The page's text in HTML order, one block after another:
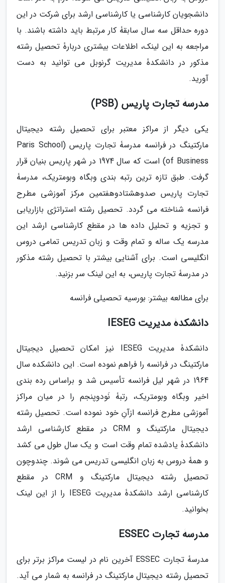
دانشجویان کارشناسی یا کارشناسی ارشد برای شرکت در این
دوره حداقل سه سال سابقۀ کار مرتبط باید داشته باشند. با
مراجعه به این لینک، اطلاعات بیشتری دربارۀ تحصیل رشته
مذکور در دانشکدۀ مدیریت گرنوبل می توانید به دست
آورید.
مدرسۀ تجارت پاریس (PSB)
یکی دیگر از مراکز معتبر برای تحصیل رشته دیجیتال
مارکتینگ در فرانسه مدرسۀ تجارت پاریس (Paris School
of Business) است که سال 1974 در شهر پاریس بنیان قرار
گرفت. طبق تازه ترین رتبه بندی وبگاه وبومتریک، مدرسۀ
تجارت پاریس صدوهشتادوهفتمین مرکز آموزشی مطرح
فرانسه شناخته می گردد. تحصیل رشته استراتژی بازاریابی
و تجزیه و تحلیل داده ها در مقطع کارشناسی ارشد این
مدرسه یک ساله و تمام وقت و زبان تدریس تمامی دروس
انگلیسی است. برای آشنایی بیشتر با تحصیل رشته مذکور
در مدرسۀ تجارت پاریس، به این لینک سر بزنید.
برای مطالعه بیشتر: بورسیه تحصیلی فرانسه
دانشکدۀ مدیریت IESEG
دانشکدۀ مدیریت IESEG نیز امکان تحصیل دیجیتال
مارکتینگ در فرانسه را فراهم نموده است. این دانشکده سال
1964 در شهر لیل فرانسه تأسیس شد و براساس رده بندی
اخیر وبگاه وبومتریک، رتبۀ نَودوپنجم را در میان مراکز
آموزشی مطرح فرانسه ازآنِ خود نموده است. تحصیل رشته
دیجیتال مارکتینگ و CRM در مقطع کارشناسی ارشد
دانشکدۀ یادشده تمام وقت است و یک سال طول می کشد
و همۀ دروس به زبان انگلیسی تدریس می شوند. چندوچون
تحصیل رشته دیجیتال مارکتینگ و CRM در مقطع
کارشناسی ارشد دانشکدۀ مدیریت IESEG را از این لینک
بخوانید.
مدرسۀ تجارت ESSEC
مدرسۀ تجارت ESSEC آخرین نام در لیست مراکز برتر برای
تحصیل رشته دیجیتال مارکتینگ در فرانسه به شمار می آید.